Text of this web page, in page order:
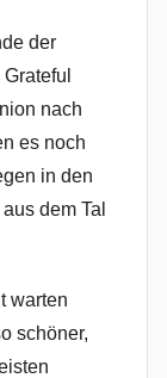
der
nach
es noch
in den
dem Tal
warten
schöner,